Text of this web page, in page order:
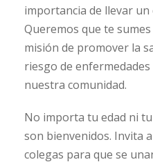
importancia de llevar un
Queremos que te
misión de promover la
riesgo de
nuestra comunidad.
No importa tu edad ni
son bienvenidos. Invita
colegas para que se